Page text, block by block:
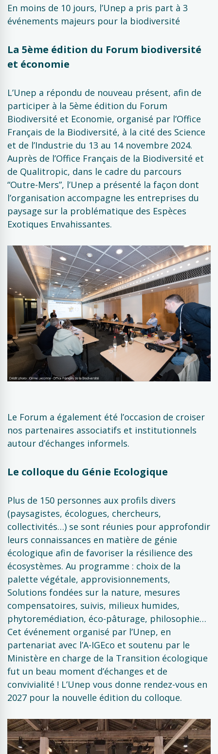
En moins de 10 jours, l’Unep a pris part à 3
événements majeurs pour la biodiversité
La 5ème édition du Forum biodiversité
et économie
L’Unep a répondu de nouveau présent, afin de
participer à la 5ème édition du Forum
Biodiversité et Economie, organisé par l’Office
Français de la Biodiversité, à la cité des Science
et de l’Industrie du 13 au 14 novembre 2024.
Auprès de l’Office Français de la Biodiversité et
de Qualitropic, dans le cadre du parcours
“Outre-Mers”, l’Unep a présenté la façon dont
l’organisation accompagne les entreprises du
paysage sur la problématique des Espèces
Exotiques Envahissantes.
Le Forum a également été l’occasion de croiser
nos partenaires associatifs et institutionnels
autour d’échanges informels.
Le colloque du Génie Ecologique
Plus de 150 personnes aux profils divers
(paysagistes, écologues, chercheurs,
collectivités…) se sont réunies pour approfondir
leurs connaissances en matière de génie
écologique afin de favoriser la résilience des
écosystèmes. Au programme : choix de la
palette végétale, approvisionnements,
Solutions fondées sur la nature, mesures
compensatoires, suivis, milieux humides,
phytoremédiation, éco-pâturage, philosophie…
Cet événement organisé par l’Unep, en
partenariat avec l’A-IGEco et soutenu par le
Ministère en charge de la Transition écologique
fut un beau moment d’échanges et de
convivialité ! L’Unep vous donne rendez-vous en
2027 pour la nouvelle édition du colloque.